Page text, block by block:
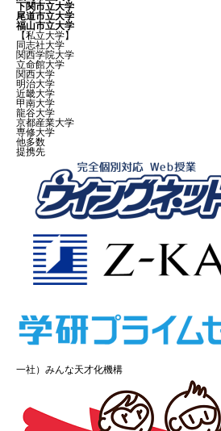
下関市立大学
尾道市立大学
福山市立大学
【私立大学】
同志社大学
関西学院大学
立命館大学
関西大学
明治大学
近畿大学
甲南大学
龍谷大学
京都産業大学
専修大学
他多数
提携先
一社）みんな天才化機構